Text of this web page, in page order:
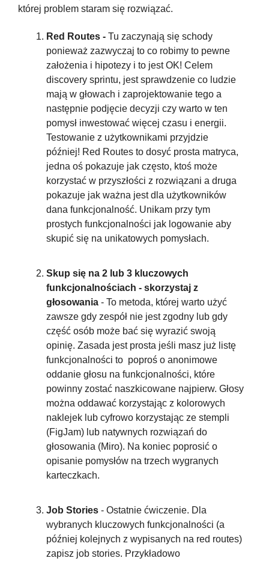
której problem staram się rozwiązać.
Red Routes - Tu zaczynają się schody
ponieważ zazwyczaj to co robimy to pewne
założenia i hipotezy i to jest OK! Celem
discovery sprintu, jest sprawdzenie co ludzie
mają w głowach i zaprojektowanie tego a
następnie podjęcie decyzji czy warto w ten
pomysł inwestować więcej czasu i energii.
Testowanie z użytkownikami przyjdzie
później! Red Routes to dosyć prosta matryca,
jedna oś pokazuje jak często, ktoś może
korzystać w przyszłości z rozwiązani a druga
pokazuje jak ważna jest dla użytkowników
dana funkcjonalność. Unikam przy tym
prostych funkcjonalności jak logowanie aby
skupić się na unikatowych pomysłach.
Skup się na 2 lub 3 kluczowych
funkcjonalnościach - skorzystaj z
głosowania - To metoda, której warto użyć
zawsze gdy zespół nie jest zgodny lub gdy
część osób może bać się wyrazić swoją
opinię. Zasada jest prosta jeśli masz już listę
funkcjonalności to  poproś o anonimowe
oddanie głosu na funkcjonalności, które
powinny zostać naszkicowane najpierw. Głosy
można oddawać korzystając z kolorowych
naklejek lub cyfrowo korzystając ze stempli
(FigJam) lub natywnych rozwiązań do
głosowania (Miro). Na koniec poprosić o
opisanie pomysłów na trzech wygranych
karteczkach.
Job Stories - Ostatnie ćwiczenie. Dla
wybranych kluczowych funkcjonalności (a
później kolejnych z wypisanych na red routes)
zapisz job stories. Przykładowo